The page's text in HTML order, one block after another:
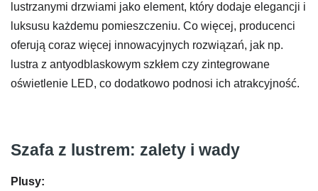
lustrzanymi drzwiami jako element, który dodaje elegancji i
luksusu każdemu pomieszczeniu. Co więcej, producenci
oferują coraz więcej innowacyjnych rozwiązań, jak np.
lustra z antyodblaskowym szkłem czy zintegrowane
oświetlenie LED, co dodatkowo podnosi ich atrakcyjność.
Szafa z lustrem: zalety i wady
Plusy: